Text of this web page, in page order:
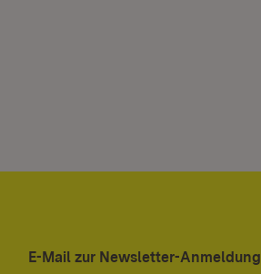
E-Mail zur Newsletter-Anmeldung